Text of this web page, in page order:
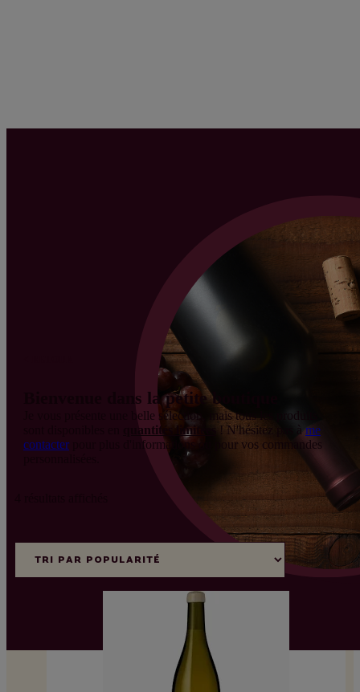
Bienvenue dans la petite boutique
Je vous présente une belle sélection, mais tous les produits
quantités limitées ! N'hésitez pas àme
contacter pour plus d'informations ou pour vos commandes
Filtrer